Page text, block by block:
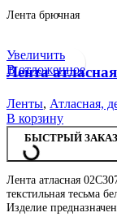
Лента брючная
Увеличить
В отложенное
Лента
Ленты, Атласная,
В корзину
БЫСТРЫЙ ЗАКАЗ
Лента атласная
текстильная тесьма
Изделие